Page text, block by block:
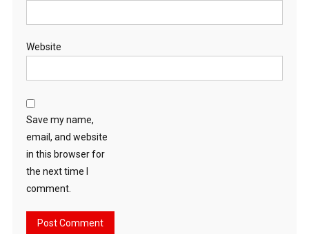
Website
Save my name,
email, and website
in this browser for
the next time I
comment.